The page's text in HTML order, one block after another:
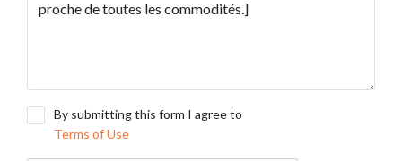
By submitting this form I agree to
Terms of Use